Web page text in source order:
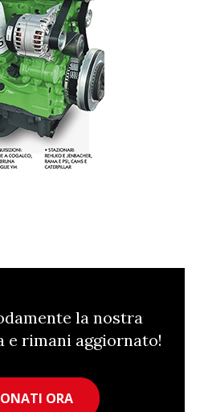
la nostra
e rimani aggiornato!
ORA